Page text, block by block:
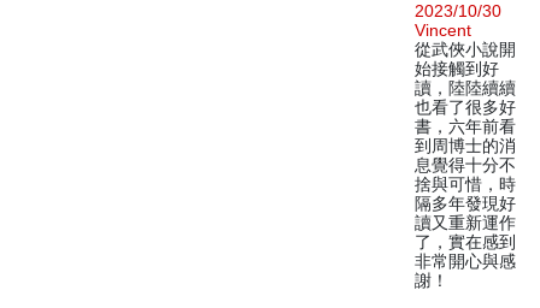
2023/10/30
Vincent
從武俠小說開
始接觸到好
讀，陸陸續續
也看了很多好
書，六年前看
到周博士的消
息覺得十分不
捨與可惜，時
隔多年發現好
讀又重新運作
了，實在感到
非常開心與感
謝！